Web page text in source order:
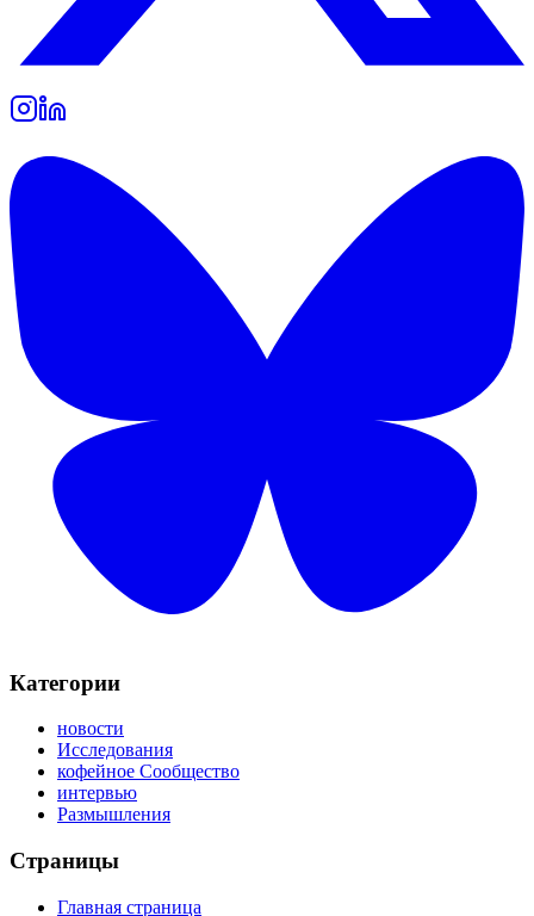
Категории
новости
Исследования
кофейное Сообщество
интервью
Размышления
Страницы
Главная страница